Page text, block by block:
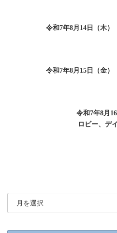
令和7年8月14日（木
令和7年8月15日（金
令和7年8月16日（土
ロビー、デ